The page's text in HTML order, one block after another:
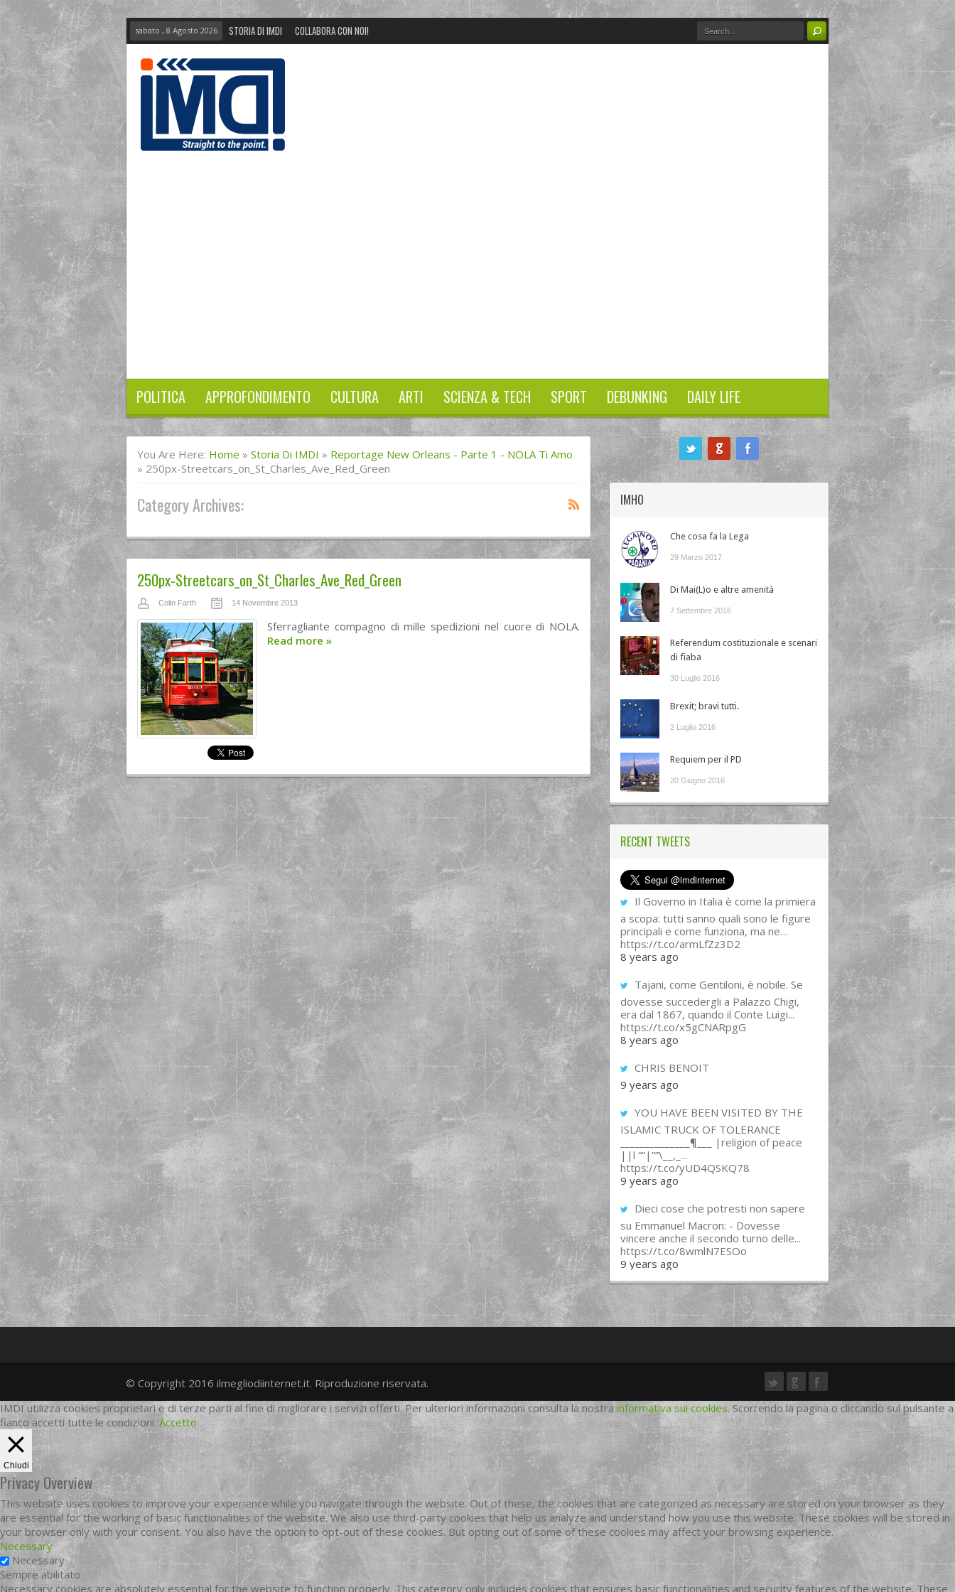
sabato , 8 Agosto 2026 STORIA DI IMDI COLLABORA CON NOI!
POLITICA APPROFONDIMENTO CULTURA ARTI SCIENZA & TECH SPORT DEBUNKING DAILY LIFE
You Are Here: Home » Storia Di IMDI » Reportage New Orleans - Parte 1 - NOLA Ti Amo
» 250px-Streetcars_on_St_Charles_Ave_Red_Green
Category Archives:
250px-Streetcars_on_St_Charles_Ave_Red_Green
Colin Farth 14 Novembre 2013
Sferragliante compagno di mille spedizioni nel cuore di NOLA.
Read more »
IMHO
Che cosa fa la Lega
29 Marzo 2017
Di Mai(L)o e altre amenità
7 Settembre 2016
Referendum costituzionale e scenari
di fiaba
30 Luglio 2016
Brexit; bravi tutti.
2 Luglio 2016
Requiem per il PD
20 Giugno 2016
RECENT TWEETS
Il Governo in Italia è come la primiera
a scopa: tutti sanno quali sono le figure
principali e come funziona, ma ne…
https://t.co/armLfZz3D2
8 years ago
Tajani, come Gentiloni, è nobile. Se
dovesse succedergli a Palazzo Chigi,
era dal 1867, quando il Conte Luigi...
https://t.co/x5gCNARpgG
8 years ago
CHRIS BENOIT
9 years ago
YOU HAVE BEEN VISITED BY THE
ISLAMIC TRUCK OF TOLERANCE
______________¶___ |religion of peace
||l “”|””\__,_...
https://t.co/yUD4QSKQ78
9 years ago
Dieci cose che potresti non sapere
su Emmanuel Macron: - Dovesse
vincere anche il secondo turno delle...
https://t.co/8wmlN7ESOo
9 years ago
twittergoogleplus
facebook
© Copyright 2016 ilmegliodiinternet.it. Riproduzione riservata.
IMDI utilizza cookies proprietari e di terze parti al fine di migliorare i servizi offerti. Per ulteriori informazioni consulta la nostra informativa sui cookies. Scorrendo la pagina o cliccando sul pulsante a
fianco accetti tutte le condizioni. Accetto
Chiudi
Privacy Overview
This website uses cookies to improve your experience while you navigate through the website. Out of these, the cookies that are categorized as necessary are stored on your browser as they
are essential for the working of basic functionalities of the website. We also use third-party cookies that help us analyze and understand how you use this website. These cookies will be stored in
your browser only with your consent. You also have the option to opt-out of these cookies. But opting out of some of these cookies may affect your browsing experience.
Necessary
Necessary
Sempre abilitato
Necessary cookies are absolutely essential for the website to function properly. This category only includes cookies that ensures basic functionalities and security features of the website. These